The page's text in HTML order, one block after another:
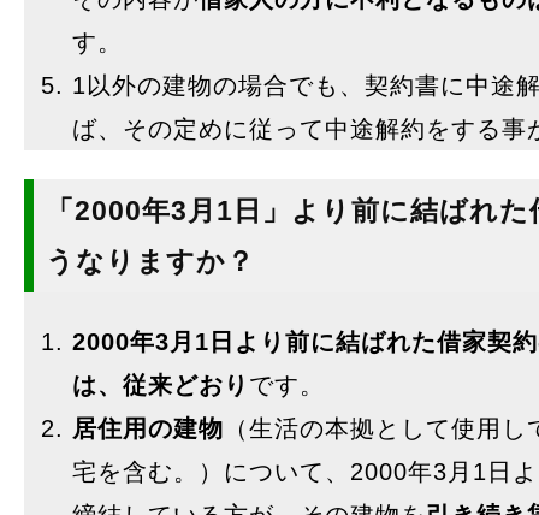
す。
1以外の建物の場合でも、契約書に中途
ば、その定めに従って中途解約をする事
「2000年3月1日」より前に結ばれ
うなりますか？
2000年3月1日より前に結ばれた借家契
は、従来どおり です。
居住用の建物 （生活の本拠として使用
宅を含む。）について、2000年3月1日